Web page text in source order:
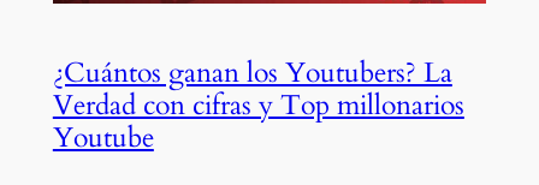
¿Cuántos ganan los Youtubers? La
Verdad con cifras y Top millonarios
Youtube